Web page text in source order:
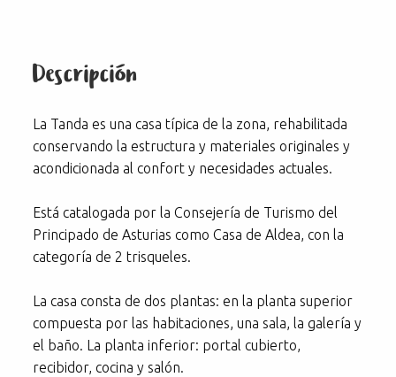
Descripción
La Tanda es una casa típica de la zona, rehabilitada
conservando la estructura y materiales originales y
acondicionada al confort y necesidades actuales.
Está catalogada por la Consejería de Turismo del
Principado de Asturias como Casa de Aldea, con la
categoría de 2 trisqueles.
La casa consta de dos plantas: en la planta superior
compuesta por las habitaciones, una sala, la galería y
el baño. La planta inferior: portal cubierto,
recibidor, cocina y salón.